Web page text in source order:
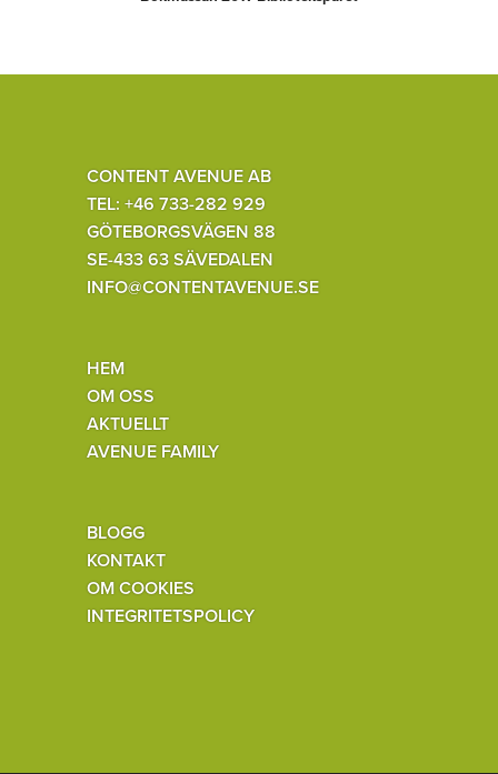
CONTENT AVENUE AB
TEL: +46 733-282 929
GÖTEBORGSVÄGEN 88
SE-433 63 SÄVEDALEN
INFO@CONTENTAVENUE.SE
HEM
OM OSS
AKTUELLT
AVENUE FAMILY
BLOGG
KONTAKT
OM COOKIES
INTEGRITETSPOLICY